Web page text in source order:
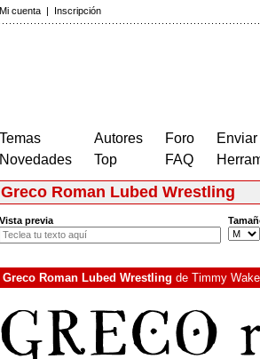
Mi cuenta | Inscripción
Temas
Novedades
Autores
Top
Foro
FAQ
Greco Roman Lubed Wrestling
Vista previa
Greco Roman Lubed Wrestling de Timmy